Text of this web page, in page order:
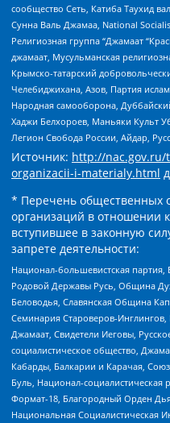
сообщество Сеть, Катиба Таухид
Сунна Валь Джамаа, National
Религиозная группа “Джамаат
джамаат, Мусульманская
Крымско-татарский
Челебиджихана, Азов, Партия
Народная самооборона,
Хаджи Белхороев, Маньяки Культ
Легион Свобода России, Айдар,
Источник: http://nac.gov.ru/
organizacii-i-materialy.html
* Перечень общественных
организаций в отношении
вступившее в законную
запрете деятельности:
Национал-большевистская
Родовой Державы Русь, Община
Беловодья, Славянская Община
Семинария Староверов-
Джамаат, Свидетели Иеговы,
социалистическое общество,
Кабарды, Балкарии и Карачая,
Буль, Национал-социалистическая
Формат-18, Благородный Орден
Национальная Социалистическая